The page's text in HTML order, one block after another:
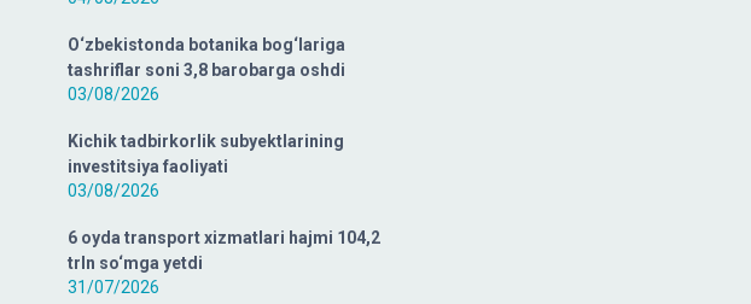
O‘zbekistonda botanika bog‘lariga
tashriflar soni 3,8 barobarga oshdi
03/08/2026
Kichik tadbirkorlik subyektlarining
investitsiya faoliyati
03/08/2026
6 oyda transport xizmatlari hajmi 104,2
trln so‘mga yetdi
31/07/2026